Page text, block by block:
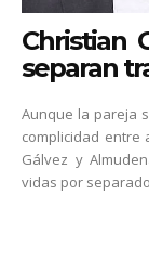
Christian
separan
Aunque la pareja
complicidad entre
Gálvez y
vidas por